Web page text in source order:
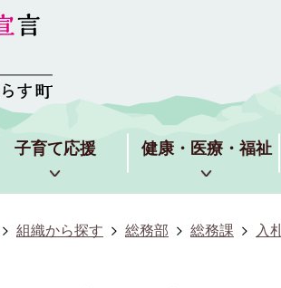
子育て応援 健康・医療・福祉
組織から探す 総務部 総務課 入